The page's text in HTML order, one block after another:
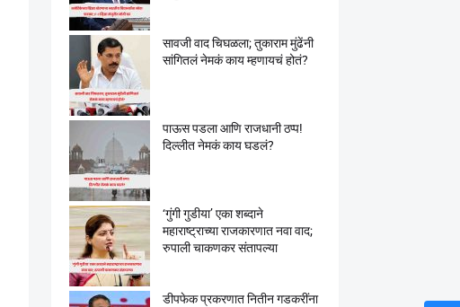
सावजी वाद चिघळला; तुकाराम मुंढेंनी
सांगितलं नेमकं काय म्हणायचं होतं?
पाऊस पडला आणि राजधानी ठप्प!
दिल्लीत नेमकं काय घडलं?
‘गुंगी गुडीया’ एका शब्दाने
महाराष्ट्राच्या राजकारणात नवा वाद;
रुपाली चाकणकर संतापल्या
डीपफेक प्रकरणात नितीन गडकरींना